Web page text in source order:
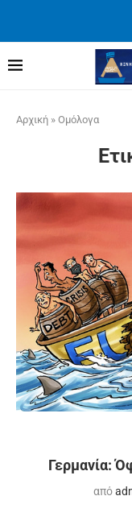
Αρχική » Ομόλογα
Γερμανία:
από